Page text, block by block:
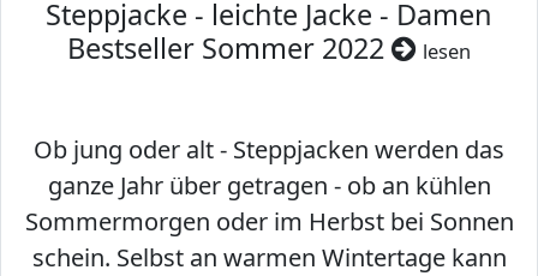
Steppjacke - leichte Jacke - Damen
Bestseller Sommer 2022
lesen
Ob jung oder alt - Steppjacken werden das
ganze Jahr über getragen - ob an kühlen
Sommermorgen oder im Herbst bei Sonnen
schein. Selbst an warmen Wintertage kann